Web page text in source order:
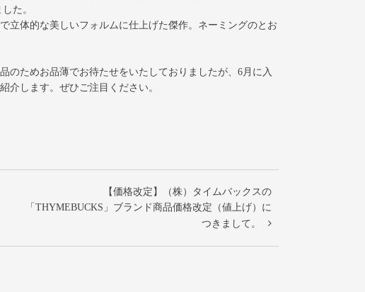
た。
立体的な美しいフォルムに仕上げた傑作。ネーミングのとお
のためお品薄でお待たせをいたしておりましたが、6月に入
介します。ぜひご注目ください。
【価格改定】（株）タイムバックスの
「THYMEBUCKS」ブランド商品価格改定（値上げ）に
つきまして。